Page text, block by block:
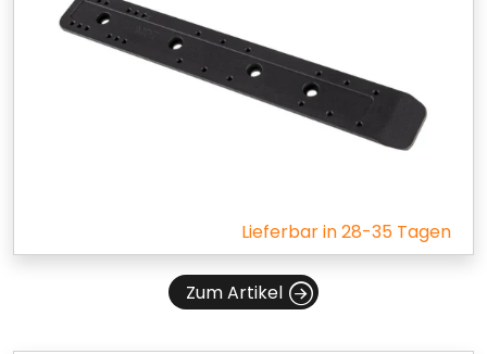
Lieferbar in 28-35 Tagen
Zum Artikel